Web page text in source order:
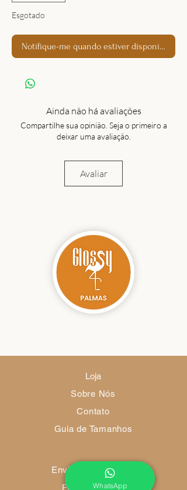
Esgotado
Notifique-me quando estiver disponível
Ainda não há avaliações
Compartilhe sua opinião. Seja o primeiro a
deixar uma avaliação.
Avaliar
Loja
Sobre Nós
Contato
Guia de Tamanhos
Envio e Devoluções
Política da Loja
WhatsApp